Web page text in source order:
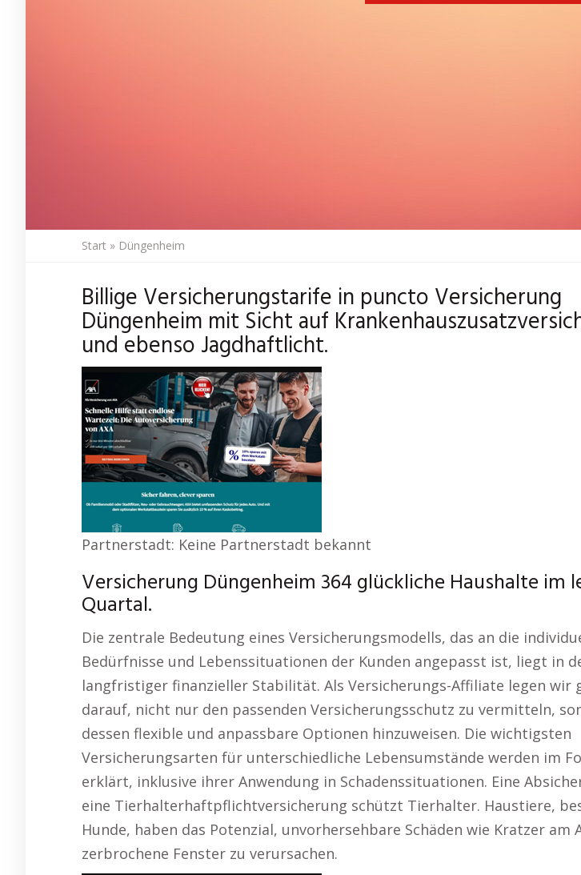
Start » Düngenheim
Billige Versicherungstarife in puncto Versicherung
Düngenheim mit Sicht auf
und ebenso Jagdhaftlicht.
Partnerstadt: Keine Partnerstadt bekannt
Versicherung Düngenheim 364 glückliche Haushalte im
Quartal.
Die zentrale Bedeutung eines Versicherungsmodells, das an die
Bedürfnisse und Lebenssituationen der Kunden angepasst ist, liegt in
langfristiger finanzieller Stabilität. Als Versicherungs-Affiliate legen wir
darauf, nicht nur den passenden Versicherungsschutz zu vermitteln,
dessen flexible und anpassbare Optionen hinzuweisen. Die wichtigsten
Versicherungsarten für unterschiedliche Lebensumstände werden im
erklärt, inklusive ihrer Anwendung in Schadenssituationen. Eine
eine Tierhalterhaftpflichtversicherung schützt Tierhalter. Haustiere,
Hunde, haben das Potenzial, unvorhersehbare Schäden wie Kratzer am
zerbrochene Fenster zu verursachen.